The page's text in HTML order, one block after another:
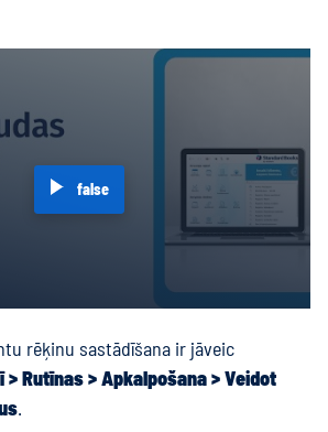
false
rēķinu sastādīšana ir jāveic
Rutīnas > Apkalpošana > Veidot
.